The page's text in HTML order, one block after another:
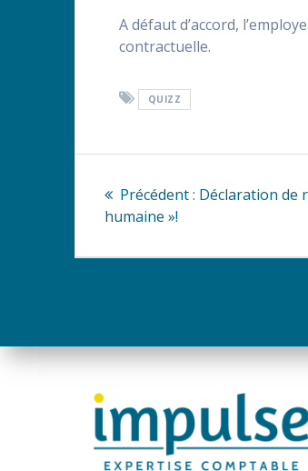
A défaut d’accord,
contractuelle.
QUIZZ
de
l’article
Précédent : Article
Déclaration de
humaine »!